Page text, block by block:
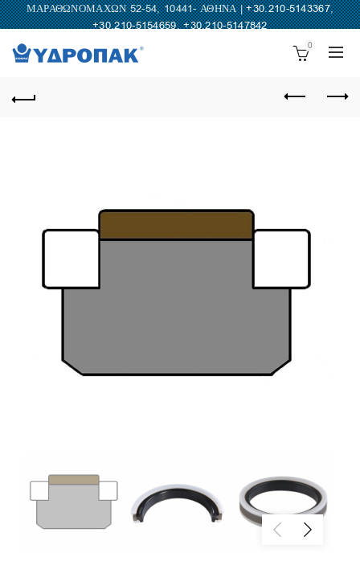
ΜΑΡΑΘΩΝΟΜΑΧΩΝ 52-54, 10441- ΑΘΗΝΑ |+30.210-5143367,
+30.210-5154659,+30.210-5147842
0